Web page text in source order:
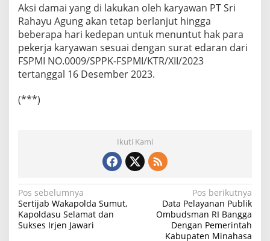
Aksi damai yang di lakukan oleh karyawan PT Sri
Rahayu Agung akan tetap berlanjut hingga
beberapa hari kedepan untuk menuntut hak para
pekerja karyawan sesuai dengan surat edaran dari
FSPMI NO.0009/SPPK-FSPMI/KTR/XII/2023
tertanggal 16 Desember 2023.
(***)
Ikuti Kami
N
a
v
Pos sebelumnya
Sertijab Wakapolda Sumut,
Kapoldasu Selamat dan
Sukses Irjen Jawari
Pos berikutnya
Data Pelayanan Publik
Ombudsman RI Bangga
Dengan Pemerintah
Kabupaten Minahasa